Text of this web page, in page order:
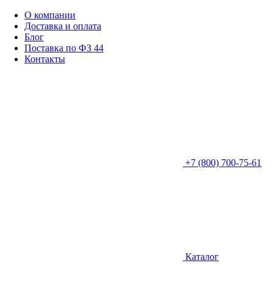
О компании
Доставка и оплата
Блог
Поставка по ФЗ 44
Контакты
+7 (800) 700-75-61
Каталог